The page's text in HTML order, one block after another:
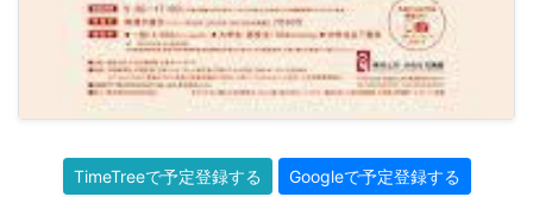
TimeTreeで予定登録する Googleで予定登録する